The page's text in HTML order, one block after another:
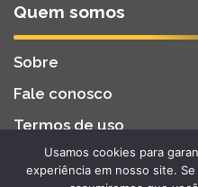
Quem somos
Sobre
Fale conosco
Termos de uso
2022 - Todos os Direitos Reservados
Usamos cookies para
experiência em nosso site.